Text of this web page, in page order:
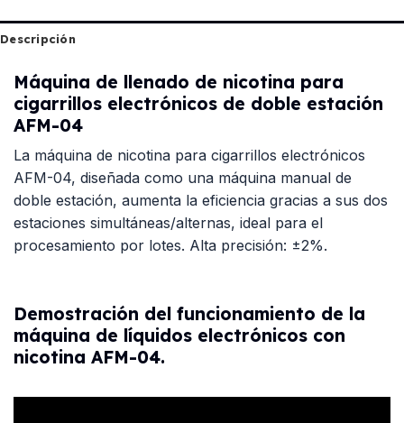
Descripción
Máquina de llenado de nicotina para
cigarrillos electrónicos de doble estación
AFM-04
La máquina de nicotina para cigarrillos electrónicos
AFM-04, diseñada como una máquina manual de
doble estación, aumenta la eficiencia gracias a sus dos
estaciones simultáneas/alternas, ideal para el
procesamiento por lotes. Alta precisión: ±2%.
Demostración del funcionamiento de la
máquina de líquidos electrónicos con
nicotina AFM-04.